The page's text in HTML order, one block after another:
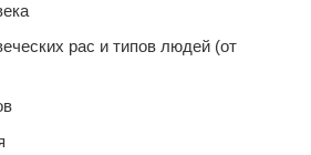
рас и типов людей (от